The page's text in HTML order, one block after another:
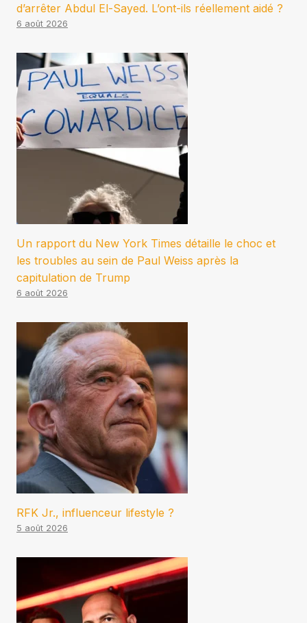
d’arrêter Abdul El-Sayed. L’ont-ils réellement aidé ?
6 août 2026
Un rapport du New York Times détaille le choc et
les troubles au sein de Paul Weiss après la
capitulation de Trump
6 août 2026
RFK Jr., influenceur lifestyle ?
5 août 2026